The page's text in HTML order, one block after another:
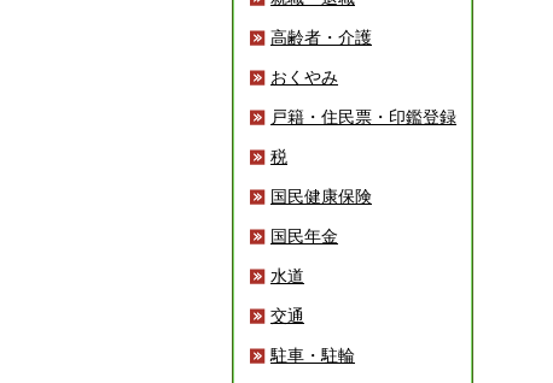
高齢者・介護
おくやみ
戸籍・住民票・印鑑登録
税
国民健康保険
国民年金
水道
交通
駐車・駐輪